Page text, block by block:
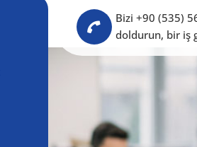
Bizi +90 (535)
doldurun, bir iş